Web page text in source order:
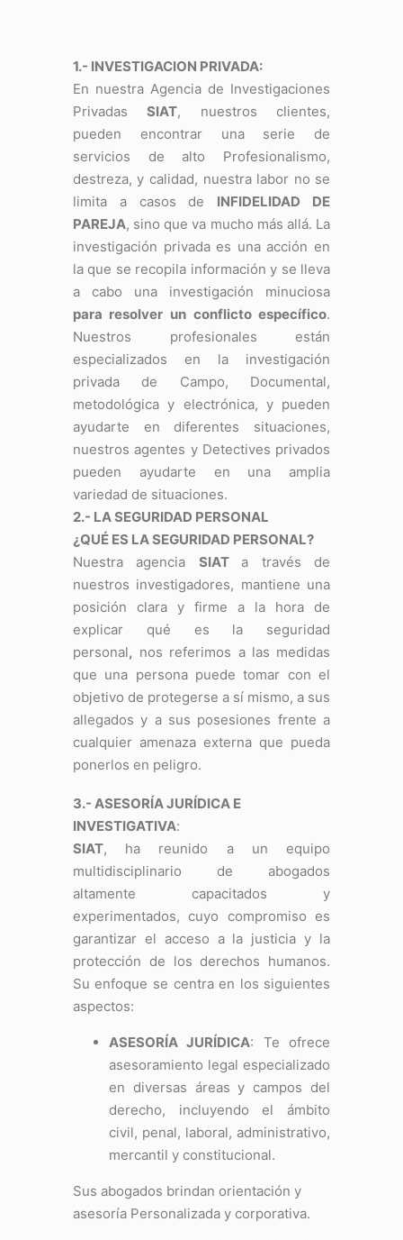
1.- INVESTIGACION PRIVADA:
En nuestra Agencia de Investigaciones
PrivadasSIAT, nuestros clientes,
pueden encontrar una serie de
servicios de alto Profesionalismo,
destreza, y calidad, nuestra labor no se
limita a casos de INFIDELIDAD DE
PAREJA, sino que va mucho más allá. La
investigación privada es una acción en
la que se recopila información y se lleva
a cabo una investigación minuciosa
para resolver un conflicto específico.
Nuestros profesionales están
especializados en la investigación
privada de Campo, Documental,
metodológica y electrónica, y pueden
ayudarte en diferentes situaciones,
nuestros agentes y Detectives privados
pueden ayudarte en una amplia
variedad de situaciones.
2.- LA SEGURIDAD PERSONAL
¿QUÉ ES LA SEGURIDAD PERSONAL?
Nuestra agencia SIAT a través de
nuestros investigadores, mantiene una
posición clara y firme a la hora de
explicar qué es la seguridad
personal, nos referimos a las medidas
que una persona puede tomar con el
objetivo de protegerse a sí mismo, a sus
allegados y a sus posesiones frente a
cualquier amenaza externa que pueda
ponerlos en peligro.
3.- ASESORÍA JURÍDICA E
INVESTIGATIVA:
SIAT, ha reunido a un equipo
multidisciplinario de abogados
altamente capacitados y
experimentados, cuyo compromiso es
garantizar el acceso a la justicia y la
protección de los derechos humanos.
Su enfoque se centra en los siguientes
aspectos:
ASESORÍA JURÍDICA: Te ofrece
asesoramiento legal especializado
en diversas áreas y campos del
derecho, incluyendo el ámbito
civil, penal, laboral, administrativo,
mercantil y constitucional.
Sus abogados brindan orientación y
asesoría Personalizada y corporativa.